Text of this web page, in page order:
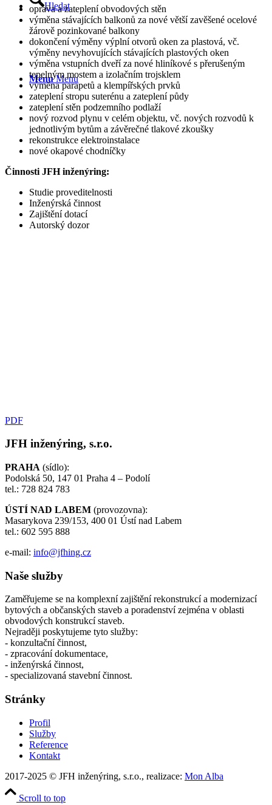
Hledat
Menu Menu
oprava a zateplení obvodových stěn
výměna stávajících balkonů za nové větší zavěšené ocelové
žárově pozinkované balkony
dokončení výměny výplní otvorů oken za plastová, vč.
výměny nevyhovujících stávajících plastových oken
výměna vstupních dveří za nové hliníkové s přerušeným
tepelným mostem a izolačním trojsklem
výměna parapetů a klempířských prvků
zateplení stropu suterénu a zateplení půdy
zateplení stěn podzemního podlaží
nový rozvod plynu v celém objektu, vč. nových rozvodů k
jednotlivým bytům a závěrečné tlakové zkoušky
rekonstrukce elektroinstalace
nové okapové chodníčky
Činnosti JFH inženýring:
Studie proveditelnosti
Inženýrská činnost
Zajištění dotací
Autorský dozor
PDF
JFH inženýring, s.r.o.
PRAHA (sídlo):
Podolská 50, 147 01 Praha 4 – Podolí
tel.: 728 824 783
ÚSTÍ NAD LABEM (provozovna):
Masarykova 239/153, 400 01 Ústí nad Labem
tel.: 602 595 888
e-mail: info@jfhing.cz
Naše služby
Zaměřujeme se na komplexní zajištění rekonstrukcí a modernizací
bytových a občanských staveb a poradenství zejména v oblasti
obvodových konstrukcí staveb.
Nejraději poskytujeme tyto služby:
- konzultační činnost,
- zpracování dokumentace,
- inženýrská činnost,
- specializovaná stavební činnost.
Stránky
Profil
Služby
Reference
Kontakt
2017-2025 © JFH inženýring, s.r.o., realizace: Mon Alba
Scroll to top